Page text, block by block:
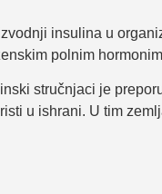
insulina u
polnim
stručnjaci je
u ishrani. U tim